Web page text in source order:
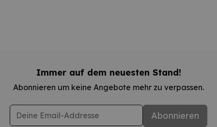
Immer auf dem neuesten Stand!
Abonnieren um keine Angebote mehr zu verpassen.
E-Mail-Adresse Abonnieren